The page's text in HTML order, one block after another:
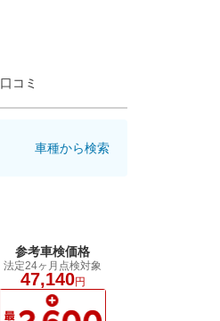
口コミ
車種から検索
参考車検価格
法定24ヶ月点検対象
47,140円